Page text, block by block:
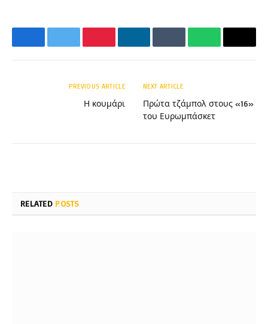
FacebookTwitterPinterestLinkedInTumblr WhatsApp
Email
PREVIOUS ARTICLE
Η κουμάρι
NEXT ARTICLE
Πρώτα τζάμπολ στους «16»
του Ευρωμπάσκετ
RELATED POSTS